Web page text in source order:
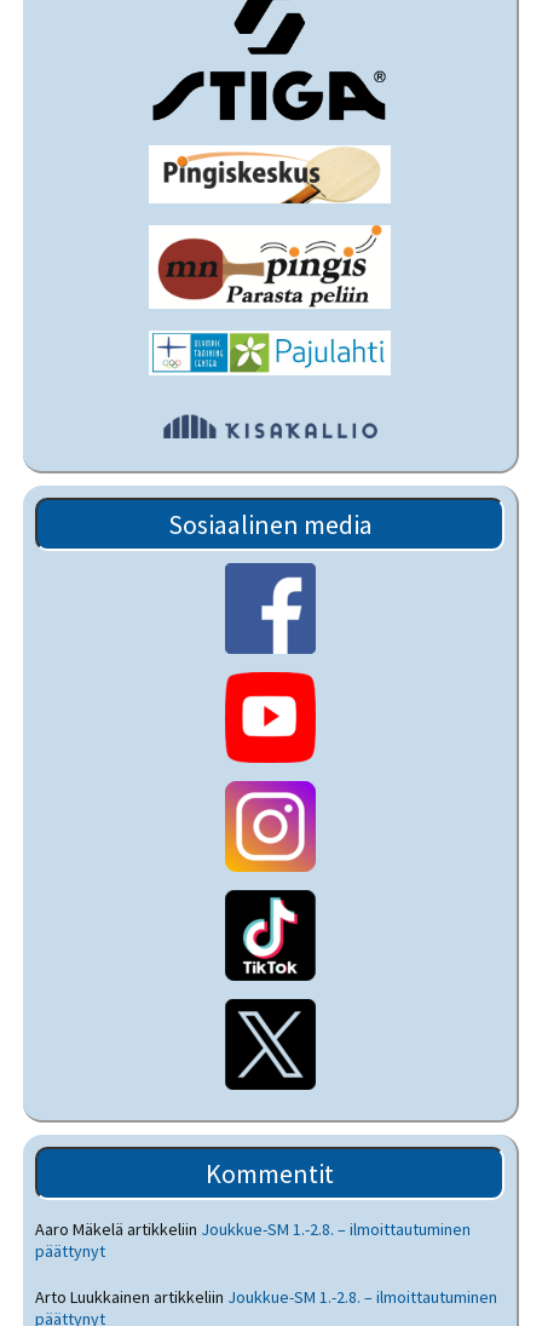
Sosiaalinen media
Kommentit
Aaro Mäkelä artikkeliin Joukkue-SM 1.-2.8. – ilmoittautuminen
päättynyt
Arto Luukkainen artikkeliin Joukkue-SM 1.-2.8. – ilmoittautuminen
päättynyt